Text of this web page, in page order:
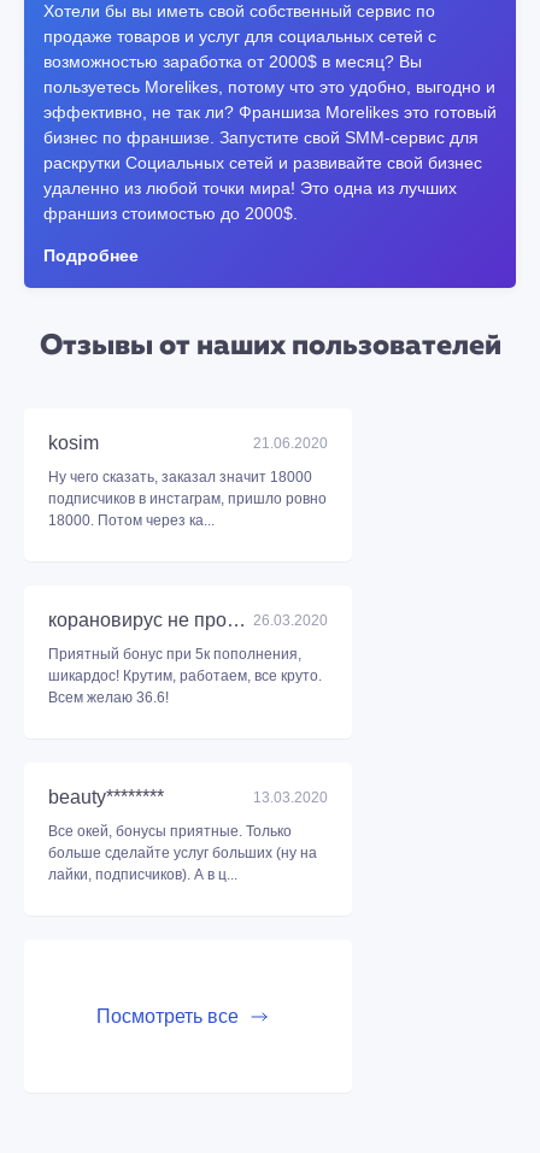
Хотели бы вы иметь свой собственный сервис по
продаже товаров и услуг для социальных сетей с
возможностью заработка от 2000$ в месяц? Вы
пользуетесь Morelikes, потому что это удобно, выгодно и
эффективно, не так ли? Франшиза Morelikes это готовый
бизнес по франшизе. Запустите свой SMM-сервис для
раскрутки Социальных сетей и развивайте свой бизнес
удаленно из любой точки мира! Это одна из лучших
франшиз стоимостью до 2000$.
Подробнее
Отзывы от наших пользователей
kosim
21.06.2020
Ну чего сказать, заказал значит 18000
подписчиков в инстаграм, пришло ровно
18000. Потом через ка...
корановирус не пройдет 26.03.2020
Приятный бонус при 5к пополнения,
шикардос! Крутим, работаем, все круто.
Всем желаю 36.6!
beauty********
13.03.2020
Все окей, бонусы приятные. Только
больше сделайте услуг больших (ну на
лайки, подписчиков). А в ц...
Посмотреть все